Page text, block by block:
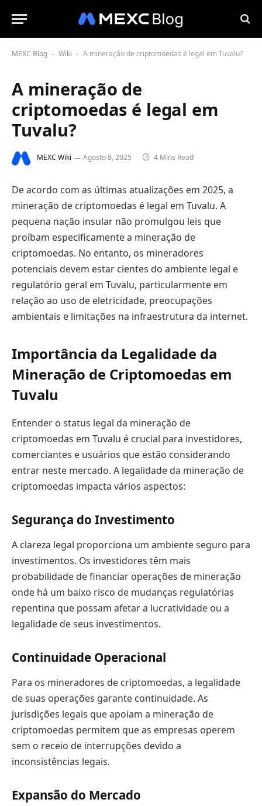
MEXC Blog - Wiki - A mineração de criptomoedas é legal em Tuvalu?
A mineração de
criptomoedas é legal em
Tuvalu?
MEXC Wiki Agosto 8, 2025 4 Mins Read
De acordo com as últimas atualizações em 2025, a
mineração de criptomoedas é legal em Tuvalu. A
pequena nação insular não promulgou leis que
proíbam especificamente a mineração de
criptomoedas. No entanto, os mineradores
potenciais devem estar cientes do ambiente legal e
regulatório geral em Tuvalu, particularmente em
relação ao uso de eletricidade, preocupações
ambientais e limitações na infraestrutura da internet.
Importância da Legalidade da
Mineração de Criptomoedas em
Tuvalu
Entender o status legal da mineração de
criptomoedas em Tuvalu é crucial para investidores,
comerciantes e usuários que estão considerando
entrar neste mercado. A legalidade da mineração de
criptomoedas impacta vários aspectos:
Segurança do Investimento
A clareza legal proporciona um ambiente seguro para
investimentos. Os investidores têm mais
probabilidade de financiar operações de mineração
onde há um baixo risco de mudanças regulatórias
repentina que possam afetar a lucratividade ou a
legalidade de seus investimentos.
Continuidade Operacional
Para os mineradores de criptomoedas, a legalidade
de suas operações garante continuidade. As
jurisdições legais que apoiam a mineração de
criptomoedas permitem que as empresas operem
sem o receio de interrupções devido a
inconsistências legais.
Expansão do Mercado